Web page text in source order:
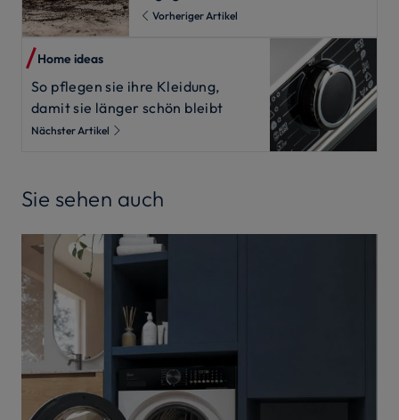
Vorheriger Artikel
Home ideas
So pflegen sie ihre Kleidung,
damit sie länger schön bleibt
Nächster Artikel
Sie sehen auch